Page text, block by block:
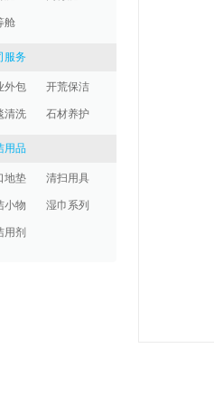
舱
服务
外包 开荒保洁
清洗 石材养护
用品
地垫 清扫用具
小物 湿巾系列
用剂